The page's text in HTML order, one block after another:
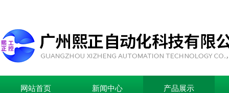
网站首页 新闻中心 产品展示